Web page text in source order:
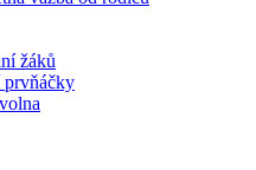
žáků
prvňáčky